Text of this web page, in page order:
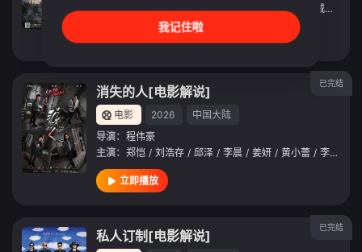
主演：马特·达蒙 / 景甜 / 佩德罗·帕斯卡 / 刘德华 威廉·达福
已完结
消失的人[电影解说]
电影 2026
中国大陆
导演： 程伟豪
主演： 郑恺 / 刘浩存 / 邱泽 / 李晨 / 姜妍 / 黄小蕾 / 李梦
立即播放
已完结
私人订制[电影解说]
我记住啦